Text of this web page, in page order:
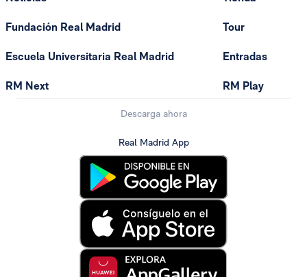
Fundación Real Madrid
Escuela Universitaria Real Madrid
RM Next
Tour
Entradas
RM Play
Descarga ahora
Real Madrid App